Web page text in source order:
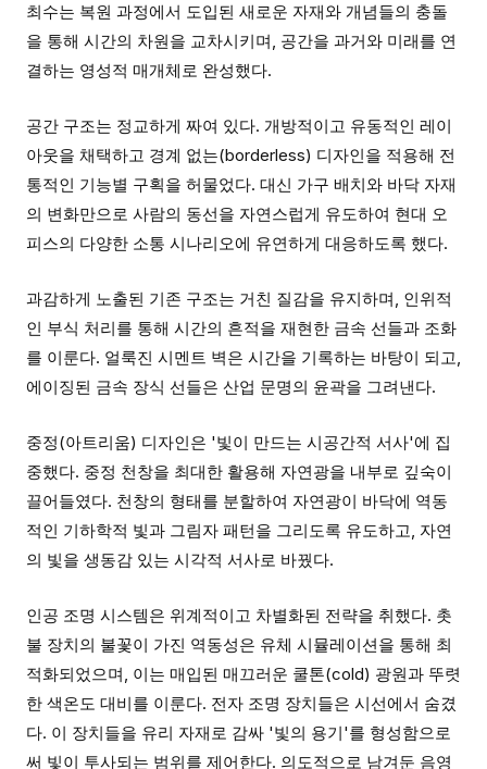
최수는 복원 과정에서 도입된 새로운 자재와 개념들의 충돌
을 통해 시간의 차원을 교차시키며, 공간을 과거와 미래를 연
결하는 영성적 매개체로 완성했다.
공간 구조는 정교하게 짜여 있다. 개방적이고 유동적인 레이
아웃을 채택하고 경계 없는(borderless) 디자인을 적용해 전
통적인 기능별 구획을 허물었다. 대신 가구 배치와 바닥 자재
의 변화만으로 사람의 동선을 자연스럽게 유도하여 현대 오
피스의 다양한 소통 시나리오에 유연하게 대응하도록 했다.
과감하게 노출된 기존 구조는 거친 질감을 유지하며, 인위적
인 부식 처리를 통해 시간의 흔적을 재현한 금속 선들과 조화
를 이룬다. 얼룩진 시멘트 벽은 시간을 기록하는 바탕이 되고,
에이징된 금속 장식 선들은 산업 문명의 윤곽을 그려낸다.
중정(아트리움) 디자인은 '빛이 만드는 시공간적 서사'에 집
중했다. 중정 천창을 최대한 활용해 자연광을 내부로 깊숙이
끌어들였다. 천창의 형태를 분할하여 자연광이 바닥에 역동
적인 기하학적 빛과 그림자 패턴을 그리도록 유도하고, 자연
의 빛을 생동감 있는 시각적 서사로 바꿨다.
인공 조명 시스템은 위계적이고 차별화된 전략을 취했다. 촛
불 장치의 불꽃이 가진 역동성은 유체 시뮬레이션을 통해 최
적화되었으며, 이는 매입된 매끄러운 쿨톤(cold) 광원과 뚜렷
한 색온도 대비를 이룬다. 전자 조명 장치들은 시선에서 숨겼
다. 이 장치들을 유리 자재로 감싸 '빛의 용기'를 형성함으로
써 빛이 투사되는 범위를 제어한다. 의도적으로 남겨둔 음영